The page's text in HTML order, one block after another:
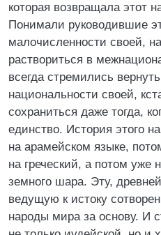
которая возвращала этот
Понимали руководившие
малочисленности своей,
раствориться в
всегда стремились
национальности своей,
сохраниться даже тогда,
единство. История этого
на арамейском языке,
на греческий, а потом уже
земного шара. Эту,
ведущую к истоку
народы мира за основу. И